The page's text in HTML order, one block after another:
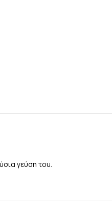
γεύση του.